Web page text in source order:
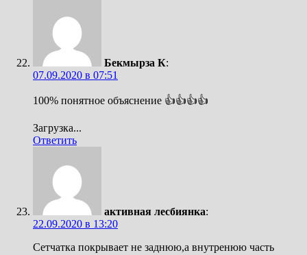
Бекмырза К:
07.09.2020 в 07:51
100% понятное объяснение 👍👍👍👍
Загрузка...
Ответить
активная лесбиянка:
22.09.2020 в 13:20
Сетчатка покрывает не заднюю,а внутренюю часть